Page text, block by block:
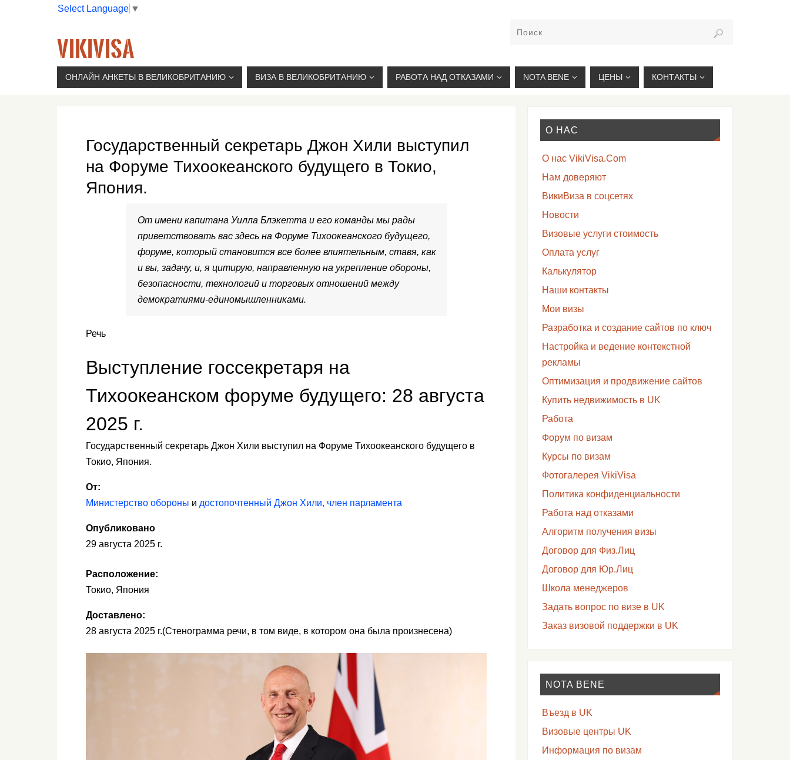
Select Language ▼
VIKIVISA
Г. МОСКВА, 2-Й СЫРОМЯТНИЧЕСКИЙ ПЕР., 11, М. КУРСКАЯ, +7(926)734-03-33, +7(926)274-03-33, VISA@VIKIVISA.RU
ОНЛАЙН АНКЕТЫ В ВЕЛИКОБРИТАНИЮ ВИЗА В ВЕЛИКОБРИТАНИЮ РАБОТА НАД ОТКАЗАМИ NOTA BENE ЦЕНЫ КОНТАКТЫ
Государственный секретарь Джон Хили выступил
на Форуме Тихоокеанского будущего в Токио,
Япония.
От имени капитана Уилла Блэкетта и его команды мы рады
приветствовать вас здесь на Форуме Тихоокеанского будущего,
форуме, который становится все более влиятельным, ставя, как
и вы, задачу, и, я цитирую, направленную на укрепление обороны,
безопасности, технологий и торговых отношений между
демократиями-единомышленниками.
Речь
Выступление госсекретаря на
Тихоокеанском форуме будущего: 28 августа
2025 г.
Государственный секретарь Джон Хили выступил на Форуме Тихоокеанского будущего в
Токио, Япония.
От:
Министерство обороны и достопочтенный Джон Хили, член парламента
Опубликовано
29 августа 2025 г.
Расположение:
Токио, Япония
Доставлено:
28 августа 2025 г.(Стенограмма речи, в том виде, в котором она была произнесена)
О НАС
О нас VikiVisa.Com
Нам доверяют
ВикиВиза в соцсетях
Новости
Визовые услуги стоимость
Оплата услуг
Калькулятор
Наши контакты
Мои визы
Разработка и создание сайтов по ключ
Настройка и ведение контекстной
рекламы
Оптимизация и продвижение сайтов
Купить недвижимость в UK
Работа
Форум по визам
Курсы по визам
Фотогалерея VikiVisa
Политика конфиденциальности
Работа над отказами
Алгоритм получения визы
Договор для Физ.Лиц
Договор для Юр.Лиц
Школа менеджеров
Задать вопрос по визе в UK
Заказ визовой поддержки в UK
NOTA BENE
Въезд в UK
Визовые центры UK
Информация по визам